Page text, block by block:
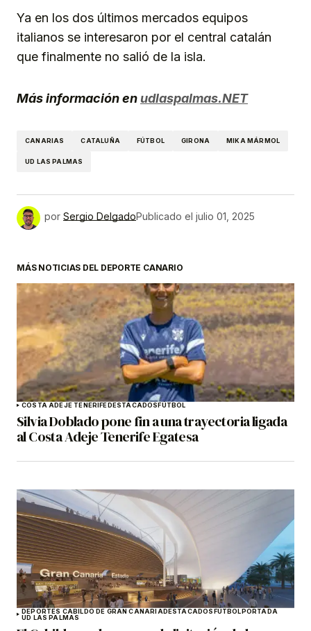
Ya en los dos últimos mercados equipos
italianos se interesaron por el central catalán
que finalmente no salió de la isla.
Más información en udlaspalmas.NET
CANARIAS CATALUÑA FÚTBOL GIRONA MIKA MÁRMOL
UD LAS PALMAS
por Sergio DelgadoPublicado el julio 01, 2025
MÁS NOTICIAS DEL DEPORTE CANARIO
COSTA ADEJE TENERIFEDESTACADOSFÚTBOL
Silvia Doblado pone fin a una trayectoria ligada
al Costa Adeje Tenerife Egatesa
DEPORTES CABILDO DE GRAN CANARIADESTACADOSFÚTBOLPORTADA
UD LAS PALMAS